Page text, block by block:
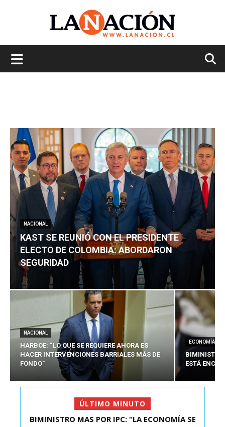
NACIONAL
KAST SE REUNIÓ CON EL PRESIDENTE
ELECTO DE COLOMBIA: ABORDARON
SEGURIDAD
NACIONAL
HARBOE: “LO QUE SE REQUIERE AHORA ES
HACER INTERVENCIONES BARRIALES MÁS DE
FONDO”
ECONOMÍA
BIMINISTRO
ESTÁ
ÚLTIMO MINUTO
BIMINISTRO MAS POR IPC: “LA ECONOMÍA SE